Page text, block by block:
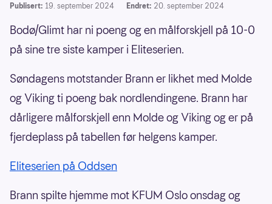
Publisert: 19. september 2024 Endret: 20. september 2024
Bodø/Glimt har ni poeng og en målforskjell på 10-0
på sine tre siste kamper i Eliteserien.
Søndagens motstander Brann er likhet med Molde
og Viking ti poeng bak nordlendingene. Brann har
dårligere målforskjell enn Molde og Viking og er på
fjerdeplass på tabellen før helgens kamper.
Eliteserien på Oddsen
Brann spilte hjemme mot KFUM Oslo onsdag og